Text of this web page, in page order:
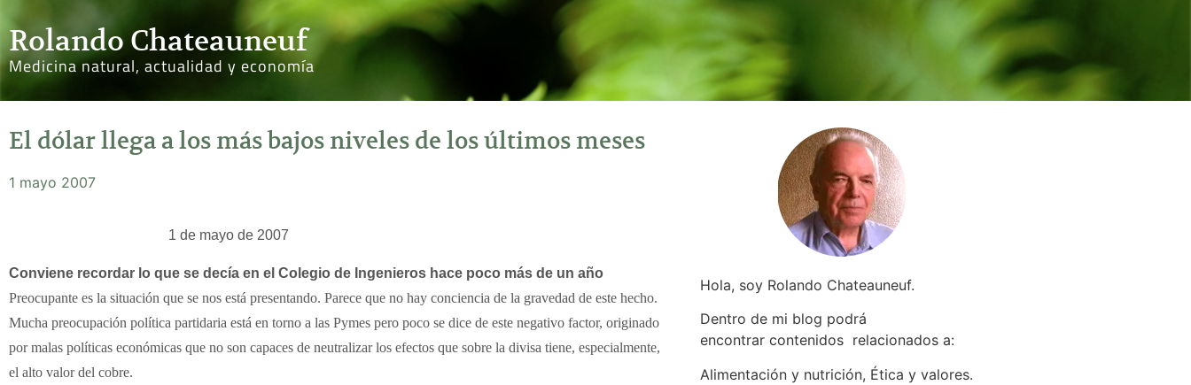
Rolando Chateauneuf
Medicina natural, actualidad y economía
El dólar llega a los más bajos niveles de los últimos meses
1 mayo 2007
1 de mayo de 2007
Conviene recordar lo que se decía en el Colegio de Ingenieros hace poco más de un año
Preocupante es la situación que se nos está presentando. Parece que no hay conciencia de la gravedad de este hecho.
Mucha preocupación política partidaria está en torno a las Pymes pero poco se dice de este negativo factor, originado
por malas políticas económicas que no son capaces de neutralizar los efectos que sobre la divisa tiene, especialmente,
el alto valor del cobre.
Hola, soy Rolando Chateauneuf.
Dentro de mi blog podrá
encontrar contenidos relacionados a:
Alimentación y nutrición, Ética y valores.